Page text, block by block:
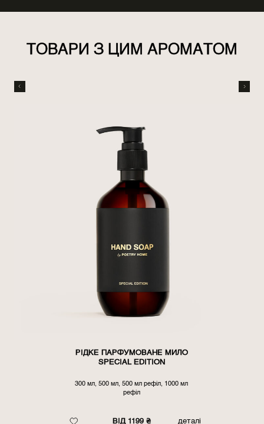
ТОВАРИ З ЦИМ АРОМАТОМ
РІДКЕ ПАРФУМОВАНЕ МИЛО
SPECIAL EDITION
300 мл, 500 мл, 500 мл рефіл, 1000 мл
рефіл
деталі
ВІД 1199 ₴